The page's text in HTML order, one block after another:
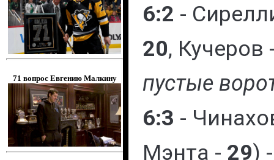
71 вопрос Евгению Малкину
6:2 -
20, Кучеров
пустые
6:3 -
Мэнта - 29)